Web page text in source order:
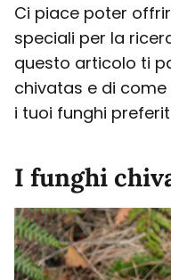
Ci piace poter
speciali per la
questo articolo ti
chivatas e di
i tuoi funghi
I funghi